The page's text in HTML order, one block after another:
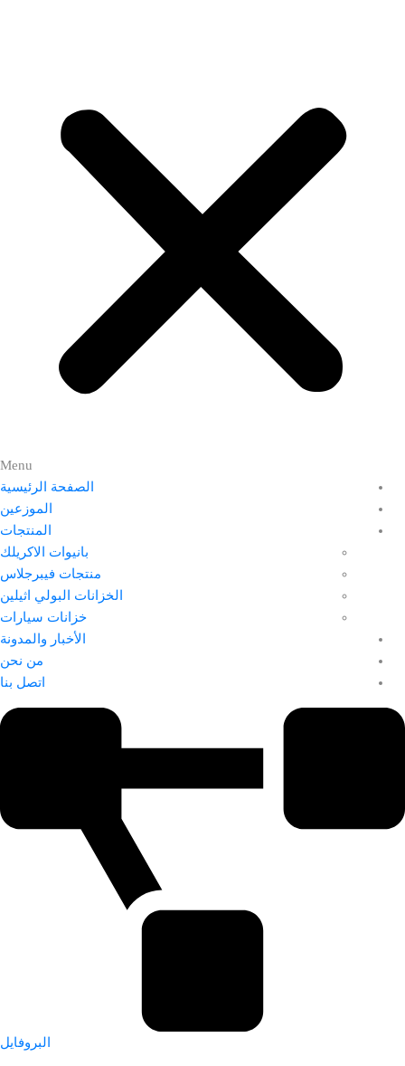
الصفحة الرئيسية
الموزعين
المنتجات
بانيوات الاكريلك
منتجات فيبرجلاس
الخزانات البولي اثيلين
خزانات سيارات
الأخبار والمدونة
اتصل بنا
البروفايل